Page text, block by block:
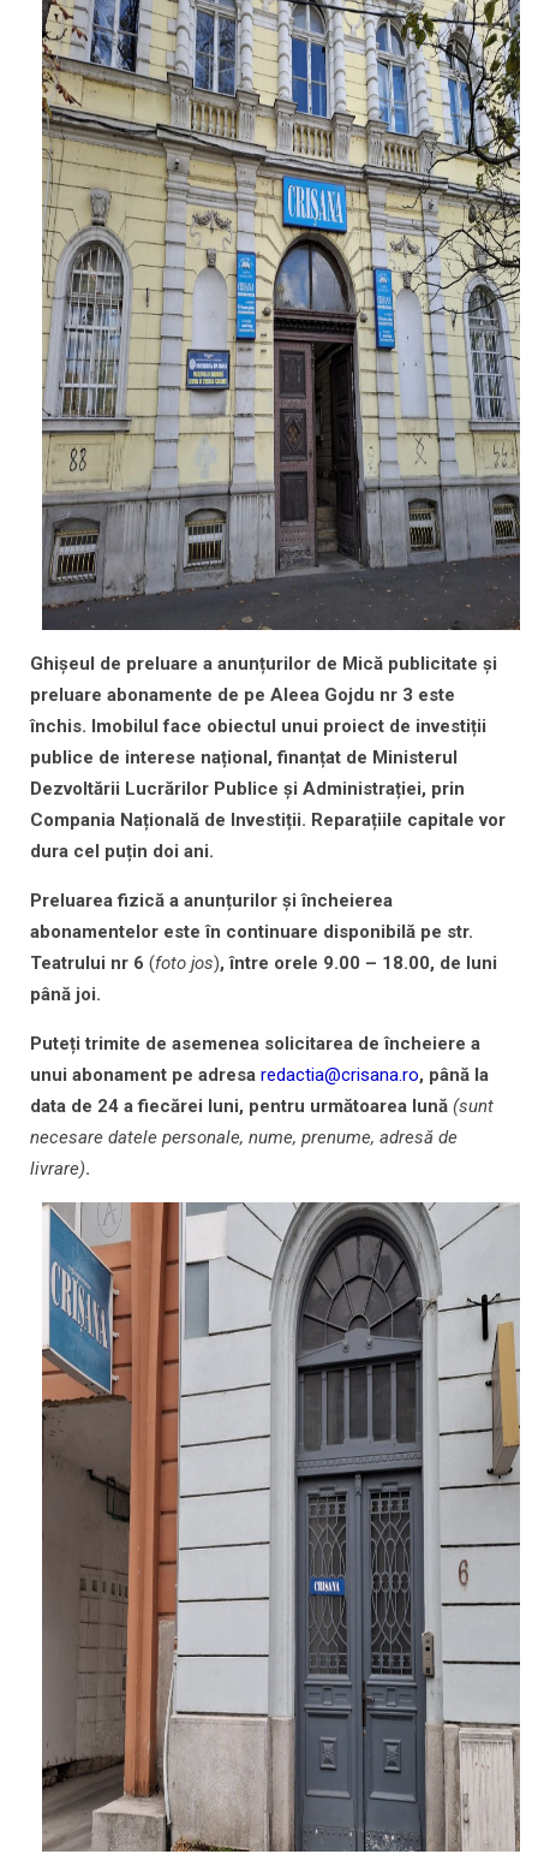
Ghișeul de preluare a anunțurilor de Mică publicitate și
preluare abonamente de pe Aleea Gojdu nr 3 este
închis. Imobilul face obiectul unui proiect de investiții
publice de interese național, finanțat de Ministerul
Dezvoltării Lucrărilor Publice și Administrației, prin
Compania Națională de Investiții. Reparațiile capitale vor
dura cel puțin doi ani.
Preluarea fizică a anunțurilor și încheierea
abonamentelor este în continuare disponibilă pe str.
Teatrului nr 6 (foto jos), între orele 9.00 – 18.00, de luni
până joi.
Puteți trimite de asemenea solicitarea de încheiere a
unui abonament pe adresa redactia@crisana.ro, până la
data de 24 a fiecărei luni, pentru următoarea lună (sunt
necesare datele personale, nume, prenume, adresă de
livrare).